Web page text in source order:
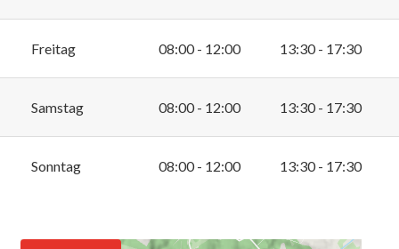
Freitag 08:00 - 12:00 13:30 - 17:30
Samstag 08:00 - 12:00 13:30 - 17:30
Sonntag 08:00 - 12:00 13:30 - 17:30